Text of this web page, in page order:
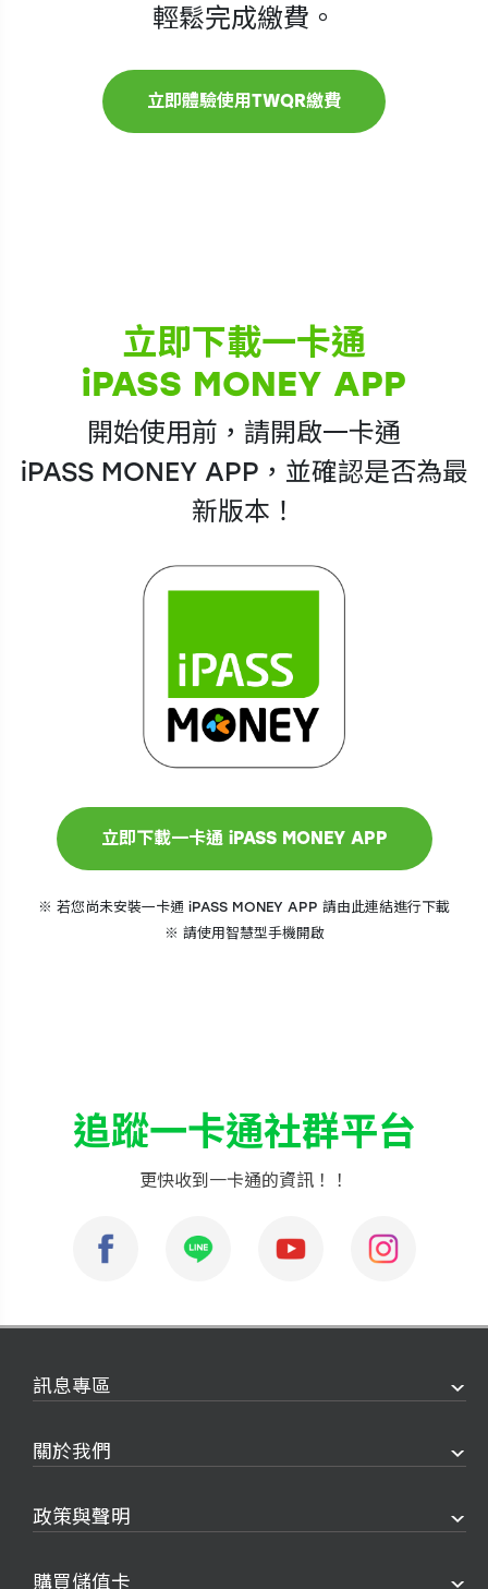
輕鬆完成繳費。
立即下載一卡通
iPASS MONEY APP
開始使用前，請開啟一卡通
iPASS MONEYAPP，並確認是否為最
新版本！
※ 若您尚未安裝一卡通 iPASS MONEY APP 請由此連結進行下載
※ 請使用智慧型手機開啟
追蹤一卡通社群平台
更快收到一卡通的資訊！！
訊息專區
關於我們
政策與聲明
購買儲值卡